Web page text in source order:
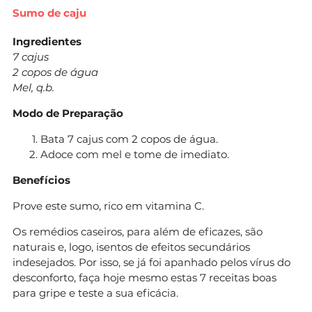
Sumo de caju
Ingredientes
7 cajus
2 copos de água
Mel, q.b.
Modo de Preparação
Bata 7 cajus com 2 copos de água.
Adoce com mel e tome de imediato.
Benefícios
Prove este sumo, rico em vitamina C.
Os remédios caseiros, para além de eficazes, são
naturais e, logo, isentos de efeitos secundários
indesejados. Por isso, se já foi apanhado pelos vírus do
desconforto, faça hoje mesmo estas 7 receitas boas
para gripe e teste a sua eficácia.